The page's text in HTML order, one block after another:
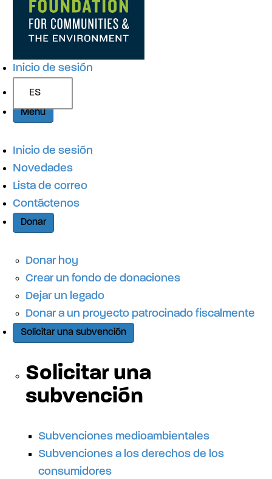
n
u
a
c
i
ó
n
d
e
Inicio de sesión
ES
Menú
Inicio de sesión
Novedades
Lista de correo
Contáctenos
Donar
Donar hoy
Crear un fondo de donaciones
Dejar un legado
Donar a un proyecto patrocinado fiscalmente
Solicitar una subvención
Solicitar una
subvención
Subvenciones medioambientales
Subvenciones a los derechos de los
consumidores